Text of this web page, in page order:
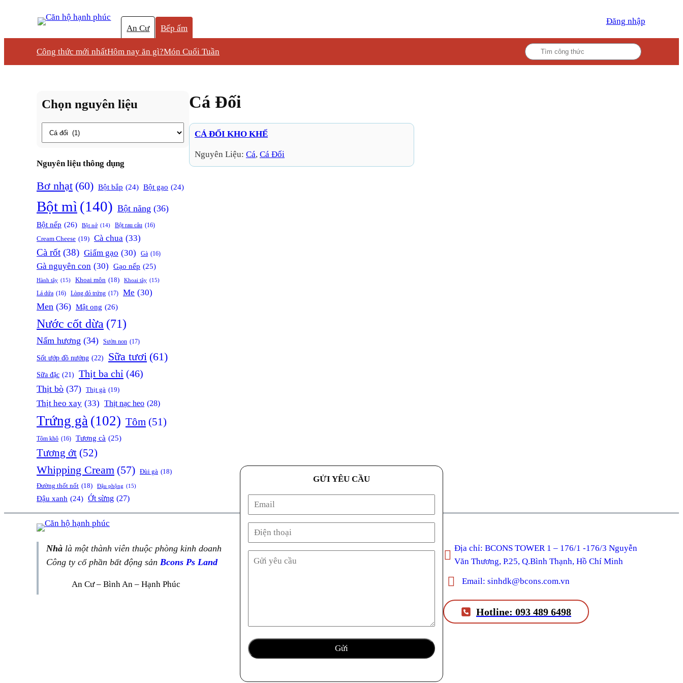
An Cư Bếp ấm
Đăng nhập
Công thức mới nhấtHôm nay ăn gì?Món Cuối Tuần
Chọn nguyên liệu
Thẻ
Nguyên liệu thông dụng
Bơ nhạt (60) Bột bắp (24) Bột gạo (24)
Bột mì (140) Bột năng (36)
Bột nếp (26) Bột nở (14) Bột rau câu (16)
Cream Cheese (19) Cà chua (33)
Cà rốt (38) Giấm gạo (30) Gà (16)
Gà nguyên con (30) Gạo nếp (25)
Hành tây (15) Khoai môn (18) Khoai tây (15)
Lá dứa (16) Lòng đỏ trứng (17) Me (30)
Men (36) Mật ong (26)
Nước cốt dừa (71)
Nấm hương (34) Sườn non (17)
Sốt ướp đồ nướng (22) Sữa tươi (61)
Sữa đặc (21) Thịt ba chỉ (46)
Thịt bò (37) Thịt gà (19)
Thịt heo xay (33) Thịt nạc heo (28)
Trứng gà (102) Tôm (51)
Tôm khô (16) Tương cà (25)
Tương ớt (52)
Whipping Cream (57) Đùi gà (18)
Đường thốt nốt (18) Đậu phộng (15)
Đậu xanh (24) Ớt sừng (27)
Cá Đối
CÁ ĐỐI KHO KHẾ
Nguyên Liệu: Cá, Cá Đối
Nhà là một thành viên thuộc phòng kinh doanh
Công ty cổ phần bất động sản Bcons Ps Land
An Cư – Bình An – Hạnh Phúc
GỬI YÊU CẦU
Địa chỉ: BCONS TOWER 1 – 176/1 -176/3 Nguyễn
Văn Thương, P.25, Q.Bình Thạnh, Hồ Chí Minh
Email: sinhdk@bcons.com.vn
Hotline: 093 489 6498